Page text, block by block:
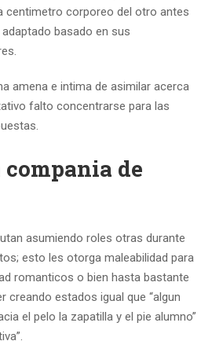
centimetro corporeo del otro antes
basado en sus
amena e intima de asimilar acerca
falto concentrarse para las
de
asumiendo roles otras durante
esto les otorga maleabilidad para
romanticos o bien hasta bastante
creando estados igual que “algun
el pelo la zapatilla y el pie alumno”